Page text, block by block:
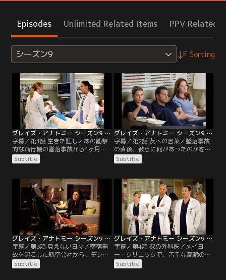
Episodes Unlimited Related Items PPV Related
シーズン9 Sorting
グレイズ・アナトミー シーズン9 第01話／字幕
字幕／第1話 生きた証し／あの衝撃
的な飛行機の墜落事故から1ヶ月。
今やアテンディングとしてインター
ンを指導する立場となったメレディ
呼ばれるほど恐れられる存在とな
る。親友のクリスティーナはミネソ
タ州のメイヨー・クリニックに移
り、アレックスもホプキンス行きが
決まって、メレディスは1人残され
る孤独を味わう。
Subtitle
グレイズ・アナトミー シーズン9 第02話／字幕
字幕／第2話 友への言葉／墜落事故
の直後、彼らに何があったのかを、
フラッシュバックで描く衝撃のエピ
ソード。仲間を救うために4日間不
ナは、その壮絶な体験から強いショ
ック症状に陥り、一言も言葉を発さ
なくなる。このままでは精神科に移
されてしまうため、メレディスたち
は懸命にクリスティーナに呼びかけ
るが…。
Subtitle
グレイズ・アナトミー シーズン9 第03話／字幕
字幕／第3話 見えない日々／墜落事
故を起こした航空会社から、デレク
たちへ莫大な和解金が提示された。
条件は、全員一致で和解案を受け入
Subtitle
グレイズ・アナトミー シーズン9 第04話／字幕
字幕／第4話 裸の外科医／メイヨ
ー・クリニックで、苦手な高齢の医
師トーマスと組まされることになっ
たクリスティーナ。だがオペで彼の
Subtitle